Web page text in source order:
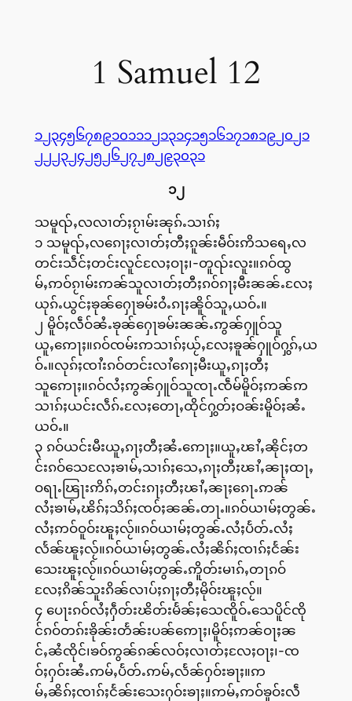
1 Samuel 12
၁၂၃၄၅၆၇၈၉၁၀၁၁၁၂၁၃၁၄၁၅၁၆၁၇၁၈၁၉၂၀ ၂၁
၂၂ ၂၃၂၄၂၅ ၂၆၂၇ ၂၈ ၂၉၃၀၃၁
၁၂
သမူၺ်ႇလလၢတ်ႈၵႂၢမ်းၼုၵ်ႉသၢၵ်ႈ
၁ သမူၺ်ႇလၵေႃႈလၢတ်ႈတီႈၵူၼ်းမဵဝ်းဢိသရေႇလ
တင်းသဵင်ႈတင်းလူင်လႄႈဝႃႈ၊-တူၺ်းလူး။ၵဝ်ထွ
မ်ႇဢဝ်ၵႂၢမ်းဢၼ်သူလၢတ်ႈတီႈၵဝ်ၵႃႈမီးၼၼ်ႉလႄႈ
ယုၵ်ႉယွင်ႈၶုၼ်ႁေႃၶမ်းဝႆႉၵႃႈၼိူဝ်သူႇယဝ်ႉ။
၂ မိူဝ်ႈလဵဝ်ၼႆႉၶုၼ်ႁေႃၶမ်းၼၼ်ႉဢွၼ်ႁူဝ်သူ
ယူႇဢေႃႈ။ၵဝ်ၸမ်းဢသၢၵ်ႈယႂ်ႇလႄႈၶူၼ်ႁူဝ်ႁွၵ်ႇယ
ဝ်ႉ။လုၵ်ႈၸၢႆးၵဝ်တင်းလၢႆၵေႃႈမီးယူႇၵႃႈတီႈ
သူဢေႃႈ။ၵဝ်လႆႈဢွၼ်ႁူဝ်သူၸႃႉၸဵမ်မိူဝ်ႈဢၼ်ဢ
သၢၵ်ႈယင်းလဵၵ်ႉလႄႈတေႃႇထိုင်ႁွတ်ႈဝၼ်းမိူဝ်ႈၼႆႉ
ယဝ်ႉ။
၃ ၵဝ်ယင်းမီးယူႇၵႃႈတီႈၼႆႉဢေႃႈ။ယူႇၽၢႆႇၼိုင်ႈတ
င်းၵဝ်သေလႄႈၶၢမ်ႇသၢၵ်ႈသေႇၵႃႈတီႈၽၢႆႇၼႃႈထႃႇ
ဝရႃႉၽြႃးဢိၵ်ႇတင်းၵႃႈတီႈၽၢႆႇၼႃႈၵေႃႉဢၼ်
လႆႈၶၢမ်ႇၽိၵ်ႈသိၵ်ႈၸဝ်ႈၼၼ်ႉတႃႉ။ၵဝ်ယၢမ်ႈတွၼ်ႉ
လႆႈဢဝ်ဝူဝ်းၽူႈလႂ်။ၵဝ်ယၢမ်ႈတွၼ်ႉလႆႈပႅတ်ႉလႆႈ
လႅၼ်ၽူႈလႂ်။ၵဝ်ယၢမ်ႈတွၼ်ႉလႆႈၼိၵ်ႈၸၢၵ်ႈငႅၼ်း
သေးၽူႈလႂ်။ၵဝ်ယၢမ်ႈတွၼ်ႉဢိူတ်းမၢၵ်ႇတႃၵဝ်
လႄႈၵိၼ်သူးၵိၼ်လၢပ်ႈၵႃႈတီႈမိုဝ်းၽူႈလႂ်။
၄ ပေႃးၵဝ်လႆႈႁဵတ်းၽိတ်းမႅၼ်ႈသေၸိူဝ်ႉသေပိူင်ၸို
င်ၵဝ်တၵ်းၶိုၼ်းတႅၼ်းပၼ်ဢေႃႈ၊မိူဝ်ႈဢၼ်ဝႃႈၼ
င်ႇၼႆၸိုင်၊ၶဝ်ဢွၼ်ၵၼ်လဝ်ႈလၢတ်ႈလႄႈဝႃႈ၊-ၸ
ဝ်ႈႁဝ်းၼႆႉဢမ်ႇပႅတ်ႉဢမ်ႇလႅၼ်ႁဝ်းၶႃႈ။ဢ
မ်ႇၼိၵ်ႈၸၢၵ်ႈငႅၼ်းသေးႁဝ်းၶႃႈ။ဢမ်ႇဢဝ်ၶူဝ်းလဵ